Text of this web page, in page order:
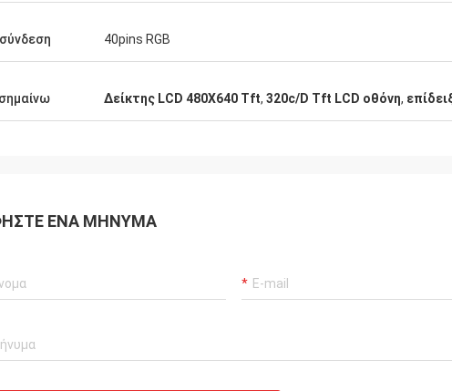
πραγματικά πρώτης
ως κατασκευαστή.40pins RGB
Δείκτης LCD 480X640 Tft, 320c/D Tft LCD οθόνη,
ΈΝΑ ΜΉΝΥΜΑ